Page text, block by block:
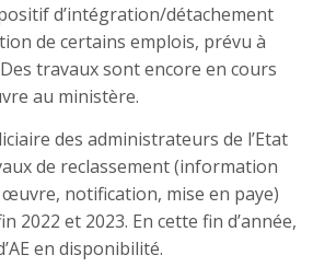
d’intégration/détachement
de certains emplois, prévu à
travaux sont encore en cours
au ministère.
des administrateurs de l’Etat
de reclassement (information
œuvre, notification, mise en paye)
2022 et 2023. En cette fin d’année,
en disponibilité.